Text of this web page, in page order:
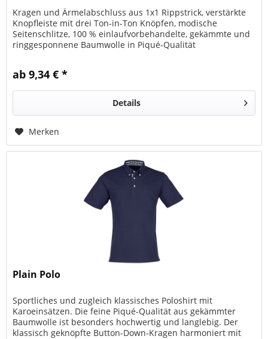
Kragen und Ärmelabschluss aus 1x1 Rippstrick, verstärkte
Knopfleiste mit drei Ton-in-Ton Knöpfen, modische
Seitenschlitze, 100 % einlaufvorbehandelte, gekämmte und
ringgesponnene Baumwolle in Piqué-Qualität
ab 9,34 € *
Details
Merken
Plain Polo
Sportliches und zugleich klassisches Poloshirt mit
Karoeinsätzen. Die feine Piqué-Qualität aus gekämmter
Baumwolle ist besonders hochwertig und langlebig. Der
klassisch geknöpfte Button-Down-Kragen harmoniert mit